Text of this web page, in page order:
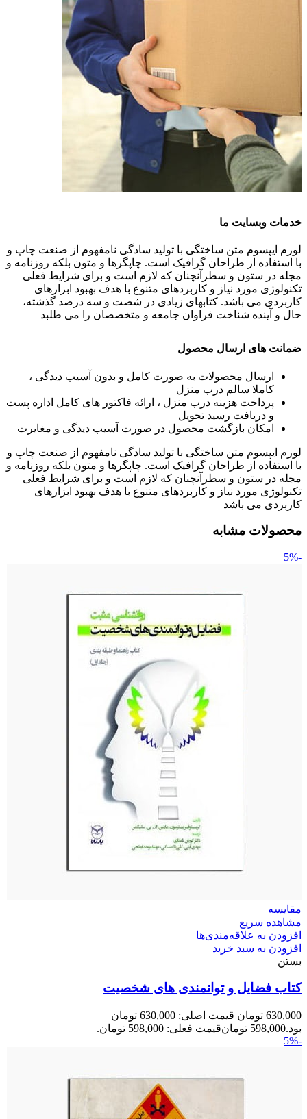
خدمات وبسایت ما
لورم ایپسوم متن ساختگی با تولید سادگی نامفهوم از صنعت چاپ و
با استفاده از طراحان گرافیک است. چاپگرها و متون بلکه روزنامه و
مجله در ستون و سطرآنچنان که لازم است و برای شرایط فعلی
تکنولوژی مورد نیاز و کاربردهای متنوع با هدف بهبود ابزارهای
کاربردی می باشد. کتابهای زیادی در شصت و سه درصد گذشته،
حال و آینده شناخت فراوان جامعه و متخصصان را می طلبد
ضمانت های ارسال محصول
ارسال محصولات به صورت کامل و بدون آسیب دیدگی ،
کاملا سالم درب منزل
پرداخت هزینه درب منزل ، ارائه فاکتور های کامل اداره پست
و دریافت رسید تحویل
امکان بازگشت محصول در صورت آسیب دیدگی و مغایرت
لورم ایپسوم متن ساختگی با تولید سادگی نامفهوم از صنعت چاپ و
با استفاده از طراحان گرافیک است. چاپگرها و متون بلکه روزنامه و
مجله در ستون و سطرآنچنان که لازم است و برای شرایط فعلی
تکنولوژی مورد نیاز و کاربردهای متنوع با هدف بهبود ابزارهای
کاربردی می باشد
محصولات مشابه
-5%
مقایسه
مشاهده سریع
افزودن به علاقه‌مندی‌ها
افزودن به سبد خرید
بستن
کتاب فضایل و توانمندی های شخصیت
630,000 تومان
قیمت اصلی: 630,000 تومان
بود.598,000 تومانقیمت فعلی: 598,000 تومان.
-5%